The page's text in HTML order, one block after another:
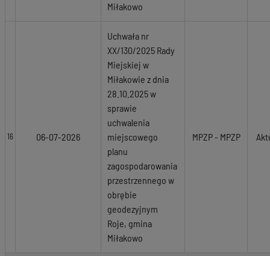
Miłakowo
16 06-07-2026
Uchwała nr
XX/130/2025 Rady
Miejskiej w
Miłakowie z dnia
28.10.2025 w
sprawie
uchwalenia
miejscowego
planu
zagospodarowania
przestrzennego w
obrębie
geodezyjnym
Roje, gmina
Miłakowo
MPZP - MPZP